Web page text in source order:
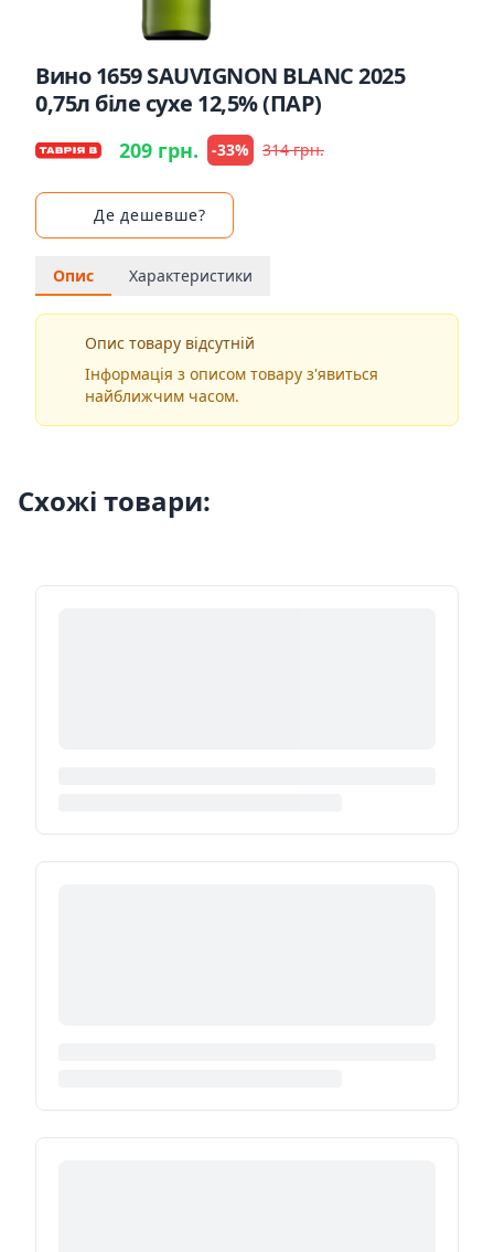
Вино 1659 SAUVIGNON BLANC 2025
0,75л біле сухе 12,5% (ПАР)
209 грн. -33% 314 грн.
Де дешевше?
Опис Характеристики
Опис товару відсутній
Інформація з описом товару з'явиться
найближчим часом.
Схожі товари: